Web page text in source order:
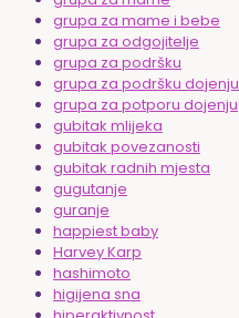
grupa za mame i bebe
grupa za odgojitelje
grupa za podršku
grupa za podršku dojenju
grupa za potporu dojenju
gubitak mlijeka
gubitak povezanosti
gubitak radnih mjesta
gugutanje
guranje
happiest baby
Harvey Karp
hashimoto
higijena sna